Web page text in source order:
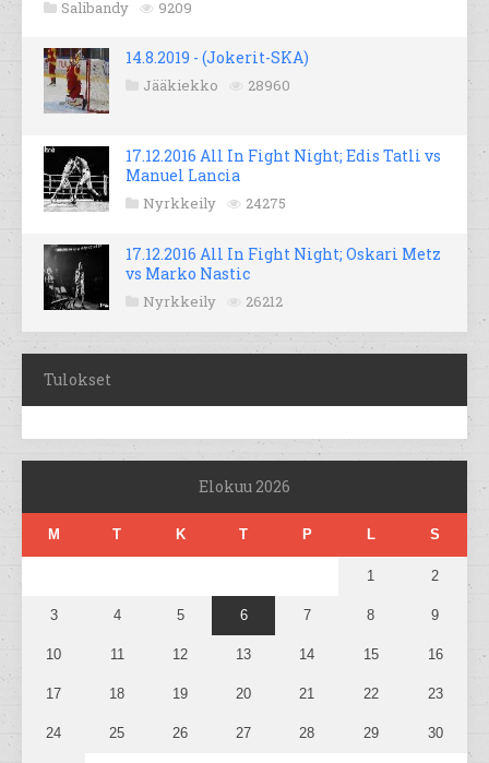
Salibandy 9209
14.8.2019 - (Jokerit-SKA)
Jääkiekko 28960
17.12.2016 All In Fight Night; Edis Tatli vs
Manuel Lancia
Nyrkkeily 24275
17.12.2016 All In Fight Night; Oskari Metz
vs Marko Nastic
Nyrkkeily 26212
Tulokset
Elokuu 2026
M T K T P L S
1 2
3 4 5 6 7 8 9
10 11 12 13 14 15 16
17 18 19 20 21 22 23
24 25 26 27 28 29 30